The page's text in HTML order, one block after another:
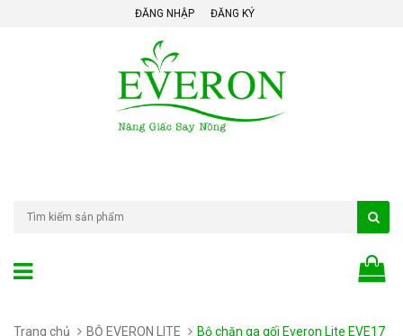
ĐĂNG NHẬP ĐĂNG KÝ
Trang chủ BỘ EVERON LITE Bộ chăn ga gối Everon Lite EVE17